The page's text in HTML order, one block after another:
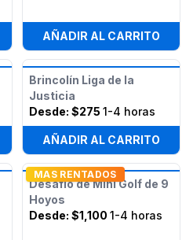
AÑADIR AL CARRITO
Brincolín Liga de la
Justicia
Desde: $275 1-4 horas
AÑADIR AL CARRITO
MAS RENTADOS
Desafío de Mini Golf de 9
Hoyos
Desde: $1,100 1-4 horas